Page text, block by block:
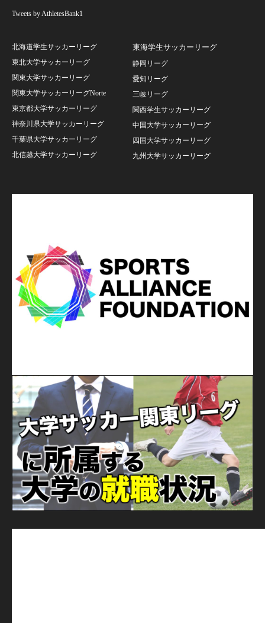
Tweets by AthletesBank1
北海道学生サッカーリーグ
東北大学サッカーリーグ
関東大学サッカーリーグ
関東大学サッカーリーグNorte
東京都大学サッカーリーグ
神奈川県大学サッカーリーグ
千葉県大学サッカーリーグ
北信越大学サッカーリーグ
東海学生サッカーリーグ
静岡リーグ
愛知リーグ
三岐リーグ
関西学生サッカーリーグ
中国大学サッカーリーグ
四国大学サッカーリーグ
九州大学サッカーリーグ